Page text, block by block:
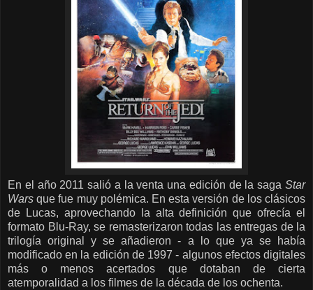
En el año 2011 salió a la venta una edición de la saga Star
Wars que fue muy polémica. En esta versión de los clásicos
de Lucas, aprovechando la alta definición que ofrecía el
formato Blu-Ray, se remasterizaron todas las entregas de la
trilogía original y se añadieron - a lo que ya se había
modificado en la edición de 1997 - algunos efectos digitales
más o menos acertados que dotaban de cierta
atemporalidad a los filmes de la década de los ochenta.